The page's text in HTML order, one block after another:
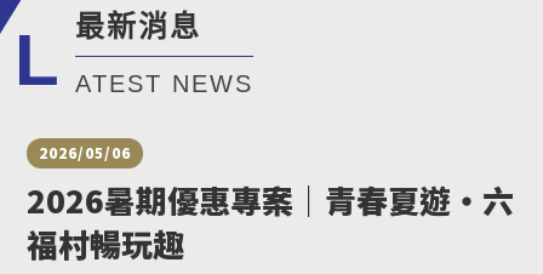
最新消息
L ATEST NEWS
2026/05/06
2026暑期優惠專案｜青春夏遊・六
福村暢玩趣